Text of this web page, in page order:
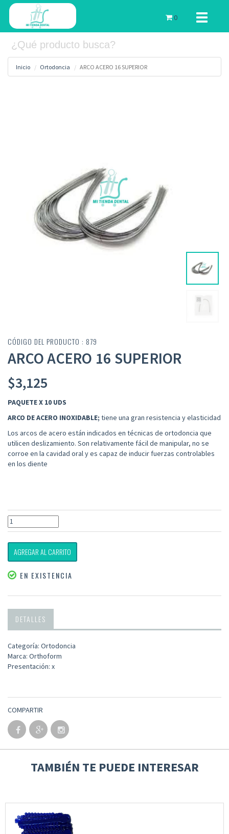
Toggle
0
Inicio Ortodoncia ARCO ACERO 16 SUPERIOR
CÓDIGO DEL PRODUCTO : 879
ARCO ACERO 16 SUPERIOR
$3,125
PAQUETE X 10 UDS
ARCO DEACERO INOXIDABLE; tiene una gran resistencia y elasticidad
Los arcos de acero están indicados en técnicas de ortodoncia que
utilicen deslizamiento. Son relativamente fácil de manipular, no se
corroe en la cavidad oral y es capaz de inducir fuerzas controlables
en los diente
AGREGAR AL CARRITO
EN EXISTENCIA
DETALLES
Categoría: Ortodoncia
Marca: Orthoform
Presentación: x
COMPARTIR
TAMBIÉN TE PUEDE INTERESAR